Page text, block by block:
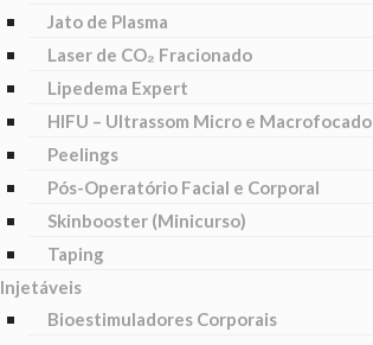
Jato de Plasma
Laser de CO₂ Fracionado
Lipedema Expert
HIFU – Ultrassom Micro e Macrofocado
Peelings
Pós-Operatório Facial e Corporal
Skinbooster (Minicurso)
Taping
Injetáveis
Bioestimuladores Corporais